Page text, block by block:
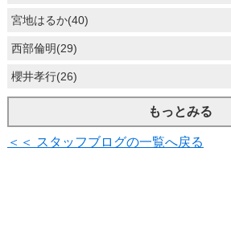
宮地はるか(40)
西部倫明(29)
櫻井孝行(26)
もっとみる
＜＜ スタッフブログの一覧へ戻る